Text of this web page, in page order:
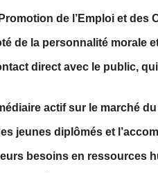
de l’Emploi et des
de la personnalité morale
direct avec le public,
actif sur le marché
jeunes diplômés et
besoins en ressources